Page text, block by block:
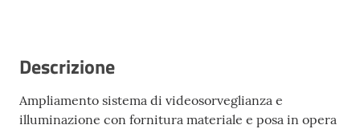
Descrizione
Ampliamento sistema di videosorveglianza e
illuminazione con fornitura materiale e posa in opera